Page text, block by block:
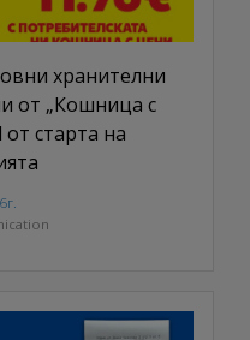
хранителни
от „Кошница с
старта на